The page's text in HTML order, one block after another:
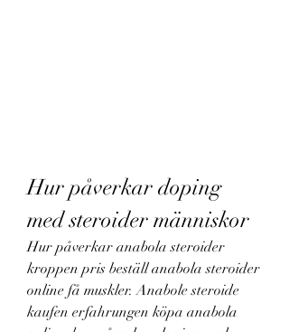
Hur påverkar doping
med steroider människor
Hur påverkar anabola steroider
kroppen pris beställ anabola steroider
online få muskler. Anabole steroide
kaufen erfahrungen köpa anabola